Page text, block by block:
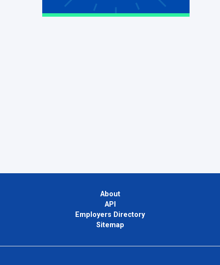
About
API
Employers Directory
Sitemap